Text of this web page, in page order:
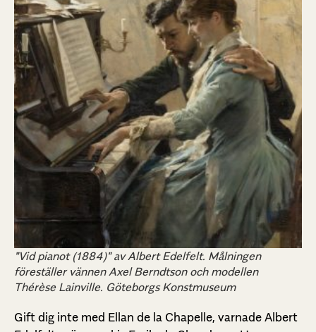
"Vid pianot (1884)" av Albert Edelfelt. Målningen
föreställer vännen Axel Berndtson och modellen
Thérèse Lainville. Göteborgs Konstmuseum
Gift dig inte med Ellan de la Chapelle, varnade Albert